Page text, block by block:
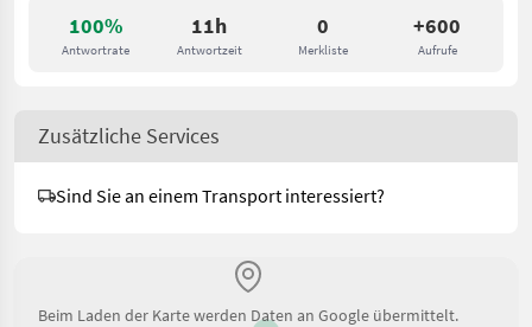
100%
Antwortrate
11h
Antwortzeit
0
Merkliste
+600
Aufrufe
Zusätzliche Services
Sind Sie an einem Transport interessiert?
Beim Laden der Karte werden Daten an Google übermittelt.